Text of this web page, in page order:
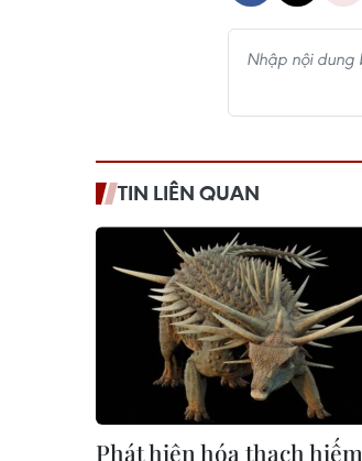
TIN LIÊN QUAN
Phát hiện hóa thạch hiếm